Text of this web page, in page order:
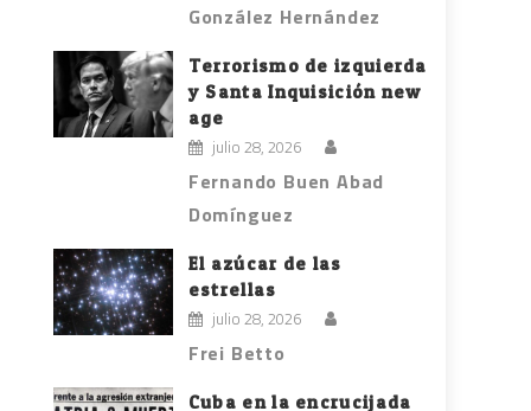
González Hernández
Terrorismo de izquierda
y Santa Inquisición new
age
julio 28, 2026
Fernando Buen Abad
Domínguez
El azúcar de las
estrellas
julio 28, 2026
Frei Betto
Cuba en la encrucijada